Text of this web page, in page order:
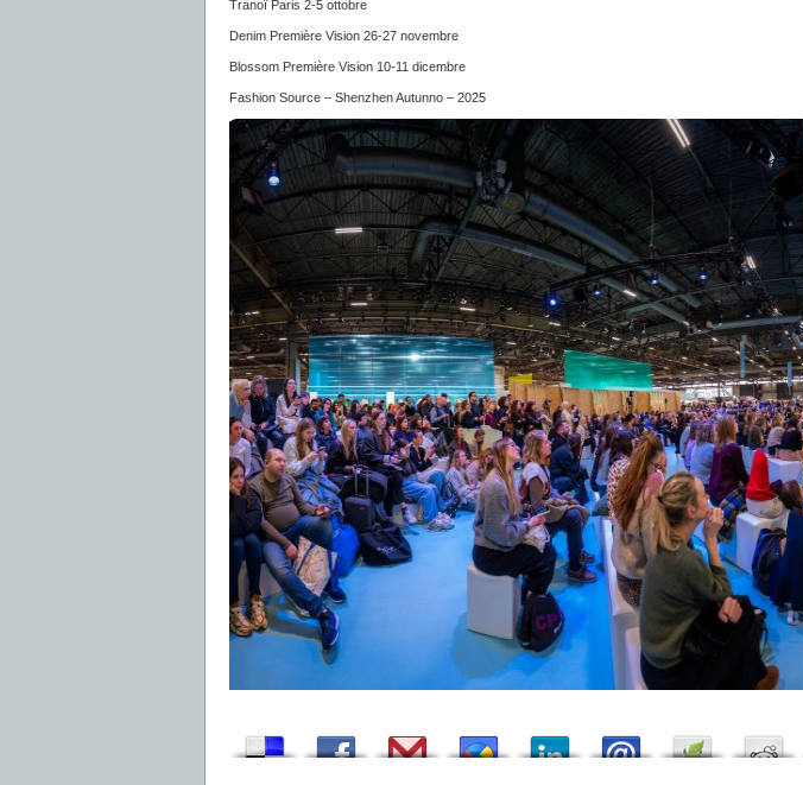
Tranoï Paris 2-5 ottobre
Denim Première Vision 26-27 novembre
Blossom Première Vision 10-11 dicembre
Fashion Source – Shenzhen Autunno – 2025